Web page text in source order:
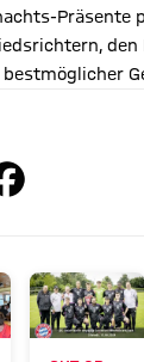
Präsente
den